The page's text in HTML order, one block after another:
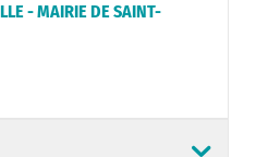
- MAIRIE DE SAINT-